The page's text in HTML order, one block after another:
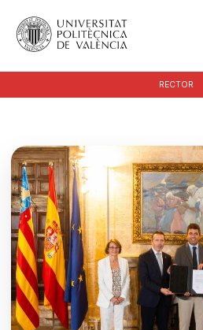
RECTOR